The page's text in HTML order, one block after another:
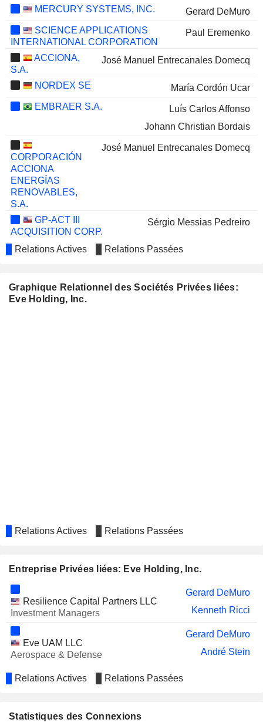
MERCURY SYSTEMS, INC.
Gerard DeMuro
SCIENCE APPLICATIONS
INTERNATIONAL CORPORATION
Paul Eremenko
ACCIONA,
S.A.
José Manuel Entrecanales Domecq
NORDEX SE
María Cordón Ucar
EMBRAER S.A.
Luís Carlos Affonso
Johann Christian Bordais
CORPORACIÓN
ACCIONA
ENERGÍAS
RENOVABLES,
S.A.
José Manuel Entrecanales Domecq
GP-ACT III
ACQUISITION CORP.
Sérgio Messias Pedreiro
Relations Actives Relations Passées
Graphique Relationnel des Sociétés Privées liées:
Eve Holding, Inc.
Relations Actives Relations Passées
Entreprise Privées liées: Eve Holding, Inc.
Resilience Capital Partners LLC
Investment Managers
Gerard DeMuro
Kenneth Ricci
Eve UAM LLC
Aerospace & Defense
Gerard DeMuro
André Stein
Relations Actives Relations Passées
Statistiques des Connexions